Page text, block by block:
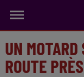
UN
ROUTE